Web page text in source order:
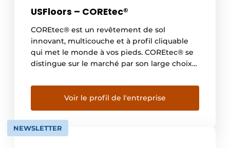
USFloors – COREtec®
COREtec® est un revêtement de sol
innovant, multicouche et à profil cliquable
qui met le monde à vos pieds. COREtec® se
distingue sur le marché par son large choix
composition unique d’âmes spéciales, ses
propriétés remarquables et son confort
exceptionnel. La gamme étendue comprend
aujourd’hui plus de 230 décors, […]
Voir le profil de l'entreprise
NEWSLETTER